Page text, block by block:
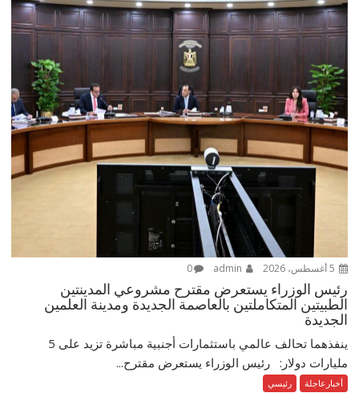
0
رئيس الوزراء يستعرض مقترح مشروعي المدينتين
الطبيتين المتكاملتين بالعاصمة الجديدة ومدينة العلمين
الجديدة
ينفذهما تحالف عالمي باستثمارات أجنبية مباشرة تزيد على 5
مليارات دولار: رئيس الوزراء يستعرض مقترح...
أخبارعاجلة رئيسي